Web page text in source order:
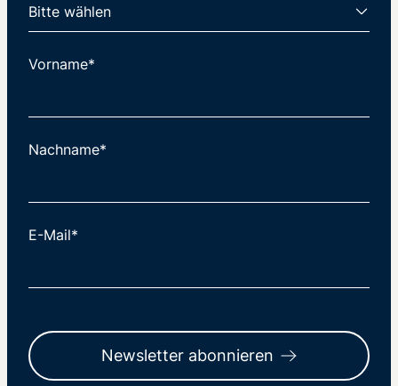
Vorname*
Nachname*
E-Mail*
Newsletter abonnieren